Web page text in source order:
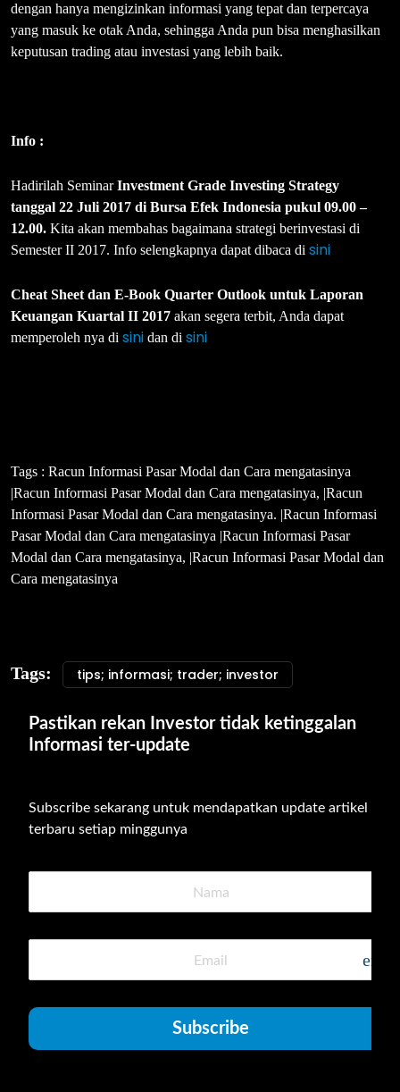
dengan hanya mengizinkan informasi yang tepat dan terpercaya
yang masuk ke otak Anda, sehingga Anda pun bisa menghasilkan
keputusan trading atau investasi yang lebih baik.
Info :
Hadirilah SeminarInvestment Grade Investing Strategy
tanggal 22 Juli 2017 di Bursa Efek Indonesia pukul 09.00 –
12.00. Kita akan membahas bagaimana strategi berinvestasi di
Semester II 2017. Info selengkapnya dapat dibaca di sini
Cheat Sheet dan E-Book Quarter Outlook untuk Laporan
Keuangan Kuartal II 2017 akan segera terbit, Anda dapat
memperoleh nya di sini dan di sini
Tags : Racun Informasi Pasar Modal dan Cara mengatasinya
|Racun Informasi Pasar Modal dan Cara mengatasinya, |Racun
Informasi Pasar Modal dan Cara mengatasinya. |Racun Informasi
Pasar Modal dan Cara mengatasinya |Racun Informasi Pasar
Modal dan Cara mengatasinya, |Racun Informasi Pasar Modal dan
Cara mengatasinya
Tags: tips; informasi; trader; investor
Pastikan rekan Investor tidak ketinggalan
Informasi ter-update
Subscribe sekarang untuk mendapatkan update artikel
terbaru setiap minggunya
Subscribe